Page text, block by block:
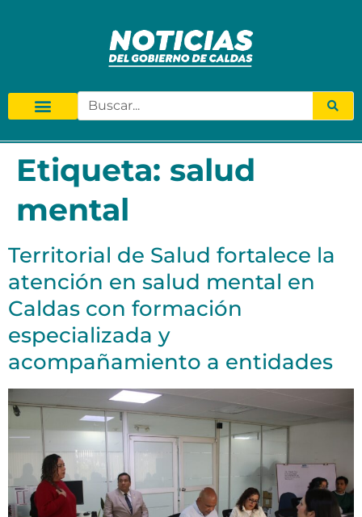
Etiqueta: salud
mental
Territorial de Salud fortalece la
atención en salud mental en
Caldas con formación
especializada y
acompañamiento a entidades